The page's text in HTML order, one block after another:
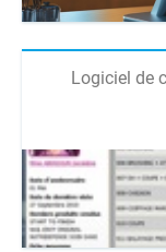
Logiciel de